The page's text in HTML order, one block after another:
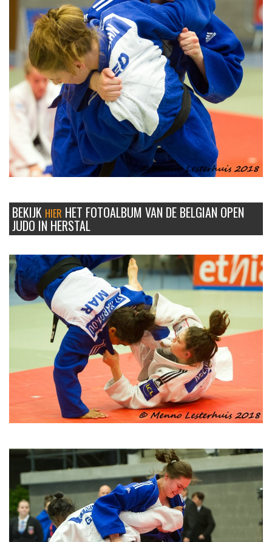
BEKIJK HIER HET FOTOALBUM VAN DE BELGIAN OPEN
JUDO IN HERSTAL